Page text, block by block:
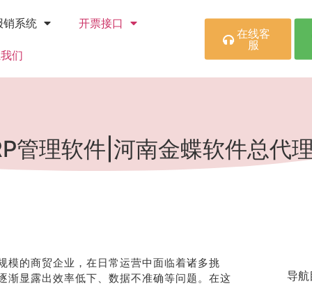
销系统 开票接口
们
在线客
服
管理软件|河南金蝶软件总代理
模的商贸企业，在日常运营中面临着诸多挑
渐显露出效率低下、数据不准确等问题。在这
导航